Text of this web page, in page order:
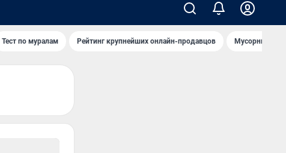
Тест по мурaлaм Рейтинг крупнейших онлайн-продавцов Мусорный